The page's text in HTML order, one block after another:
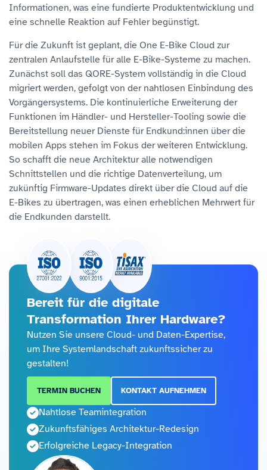
Informationen, was eine fundierte Produktentwicklung und
eine schnelle Reaktion auf Fehler begünstigt.
Für die Zukunft ist geplant, die One E-Bike Cloud zur
zentralen Anlaufstelle für alle E-Bike-Systeme zu machen.
Zunächst soll das QORE-System vollständig in die Cloud
migriert werden, gefolgt von der nahtlosen Einbindung des
Vorgängersystems. Die kontinuierliche Erweiterung der
Funktionen im Händler- und Hersteller-Tooling sowie die
Bereitstellung neuer Dienste für Endkund:innen über die
mobilen Apps stehen im Fokus der weiteren Entwicklung.
So schafft die neue Architektur alle notwendigen
Schnittstellen und die richtige Datenverteilung, um
zukünftig Firmware-Updates direkt über die Cloud auf die
E-Bikes zu übertragen, was einen erheblichen Mehrwert für
die Endkunden darstellt.
Bereit für die digitale
Transformation Ihrer Hardware?
Nutzen Sie unsere Cloud- und Daten-Expertise,
um Ihre Systemlandschaft zukunftssicher zu
gestalten!
TERMIN BUCHEN KONTAKT AUFNEHMEN
Nahtlose Teamintegration
Zukunftsfähiges Architektur-Redesign
Erfolgreiche Legacy-Integration